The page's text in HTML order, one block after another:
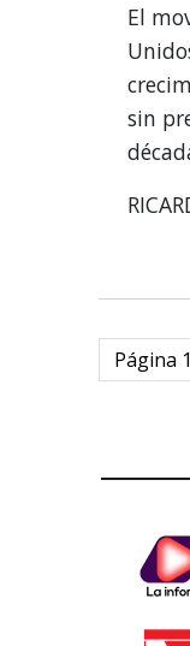
El
sin
Página 1